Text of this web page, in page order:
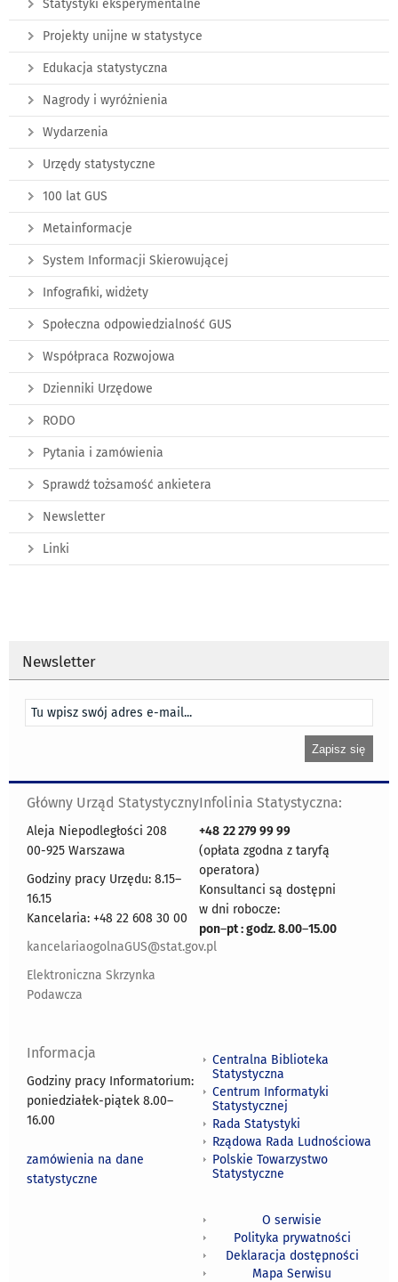
Statystyki eksperymentalne
Projekty unijne w statystyce
Edukacja statystyczna
Nagrody i wyróżnienia
Wydarzenia
Urzędy statystyczne
100 lat GUS
Metainformacje
System Informacji Skierowującej
Infografiki, widżety
Społeczna odpowiedzialność GUS
Współpraca Rozwojowa
Dzienniki Urzędowe
RODO
Pytania i zamówienia
Sprawdź tożsamość ankietera
Newsletter
Linki
Newsletter
Główny Urząd Statystyczny
Aleja Niepodległości 208
00-925 Warszawa
Godziny pracy Urzędu: 8.15–
16.15
Kancelaria: +48 22 608 30 00
kancelariaogolnaGUS@stat.gov.pl
Elektroniczna Skrzynka
Podawcza
Infolinia Statystyczna:
+48 22 279 99 99
(opłata zgodna z taryfą
operatora)
Konsultanci są dostępni
w dni robocze:
pon–pt : godz. 8.00–15.00
Informacja
Godziny pracy Informatorium:
poniedziałek-piątek 8.00–
16.00
zamówienia na dane
statystyczne
Centralna Biblioteka
Statystyczna
Centrum Informatyki
Statystycznej
Rada Statystyki
Rządowa Rada Ludnościowa
Polskie Towarzystwo
Statystyczne
O serwisie
Polityka prywatności
Deklaracja dostępności
Mapa Serwisu